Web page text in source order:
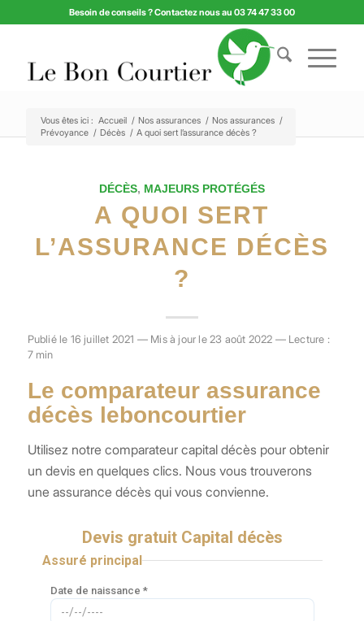
Besoin de conseils ? Contactez nous au 03 74 47 33 00
Vous êtes ici : Accueil / Nos assurances / Nos assurances /
Prévoyance / Décès / A quoi sert l’assurance décès ?
DÉCÈS, MAJEURS PROTÉGÉS
A QUOI SERT
L’ASSURANCE DÉCÈS
?
Publié le 16 juillet 2021 — Mis à jour le 23 août 2022 — Lecture :
7 min
Le comparateur assurance
décès leboncourtier
Utilisez notre comparateur capital décès pour obtenir
un devis en quelques clics. Nous vous trouverons
une assurance décès qui vous convienne.